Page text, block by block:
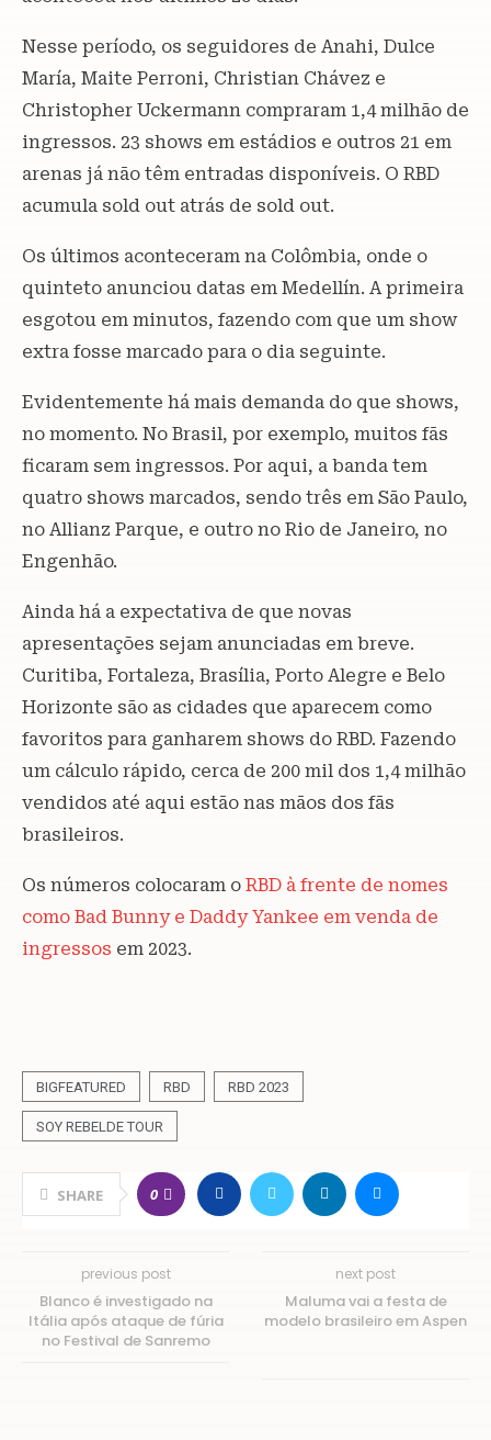
Nesse período, os seguidores de Anahi, Dulce
María, Maite Perroni, Christian Chávez e
Christopher Uckermann compraram 1,4 milhão de
ingressos. 23 shows em estádios e outros 21 em
arenas já não têm entradas disponíveis. O RBD
acumula sold out atrás de sold out.
Os últimos aconteceram na Colômbia, onde o
quinteto anunciou datas em Medellín. A primeira
esgotou em minutos, fazendo com que um show
extra fosse marcado para o dia seguinte.
Evidentemente há mais demanda do que shows,
no momento. No Brasil, por exemplo, muitos fãs
ficaram sem ingressos. Por aqui, a banda tem
quatro shows marcados, sendo três em São Paulo,
no Allianz Parque, e outro no Rio de Janeiro, no
Engenhão.
Ainda há a expectativa de que novas
apresentações sejam anunciadas em breve.
Curitiba, Fortaleza, Brasília, Porto Alegre e Belo
Horizonte são as cidades que aparecem como
favoritos para ganharem shows do RBD. Fazendo
um cálculo rápido, cerca de 200 mil dos 1,4 milhão
vendidos até aqui estão nas mãos dos fãs
brasileiros.
Os números colocaram o RBD à frente de nomes
como Bad Bunny e Daddy Yankee em venda de
ingressos em 2023.
BIGFEATURED RBD RBD 2023
SOY REBELDE TOUR
SHARE 0
previous post
Blanco é investigado na
Itália após ataque de fúria
no Festival de Sanremo
next post
Maluma vai a festa de
modelo brasileiro em Aspen